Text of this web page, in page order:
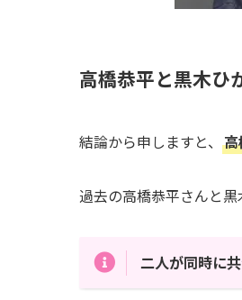
高橋恭平と黒木ひ
結論から申しますと、
過去の高橋恭平さんと
二人が同時に